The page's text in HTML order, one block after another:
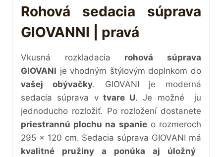
Rohová sedacia súprava
GIOVANNI | pravá
Vkusná rozkladacia rohová súprava
GIOVANI je vhodným štýlovým doplnkom do
vašej obývačky. GIOVANI je moderná
sedacia súprava vtvare U. Je možné ju
jednoducho rozložiť. Po rozložení dostanete
priestrannú plochu na spanieo rozmeroch
295 x 120 cm. Sedacia súprava GIOVANI má
kvalitné pružiny a ponúka aj úložný